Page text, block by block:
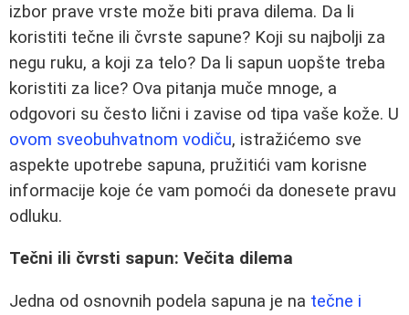
izbor prave vrste može biti prava dilema. Da li
koristiti tečne ili čvrste sapune? Koji su najbolji za
negu ruku, a koji za telo? Da li sapun uopšte treba
koristiti za lice? Ova pitanja muče mnoge, a
odgovori su često lični i zavise od tipa vaše kože. U
ovom sveobuhvatnom vodiču, istražićemo sve
aspekte upotrebe sapuna, pružitići vam korisne
informacije koje će vam pomoći da donesete pravu
odluku.
Tečni ili čvrsti sapun: Večita dilema
Jedna od osnovnih podela sapuna je na tečne i